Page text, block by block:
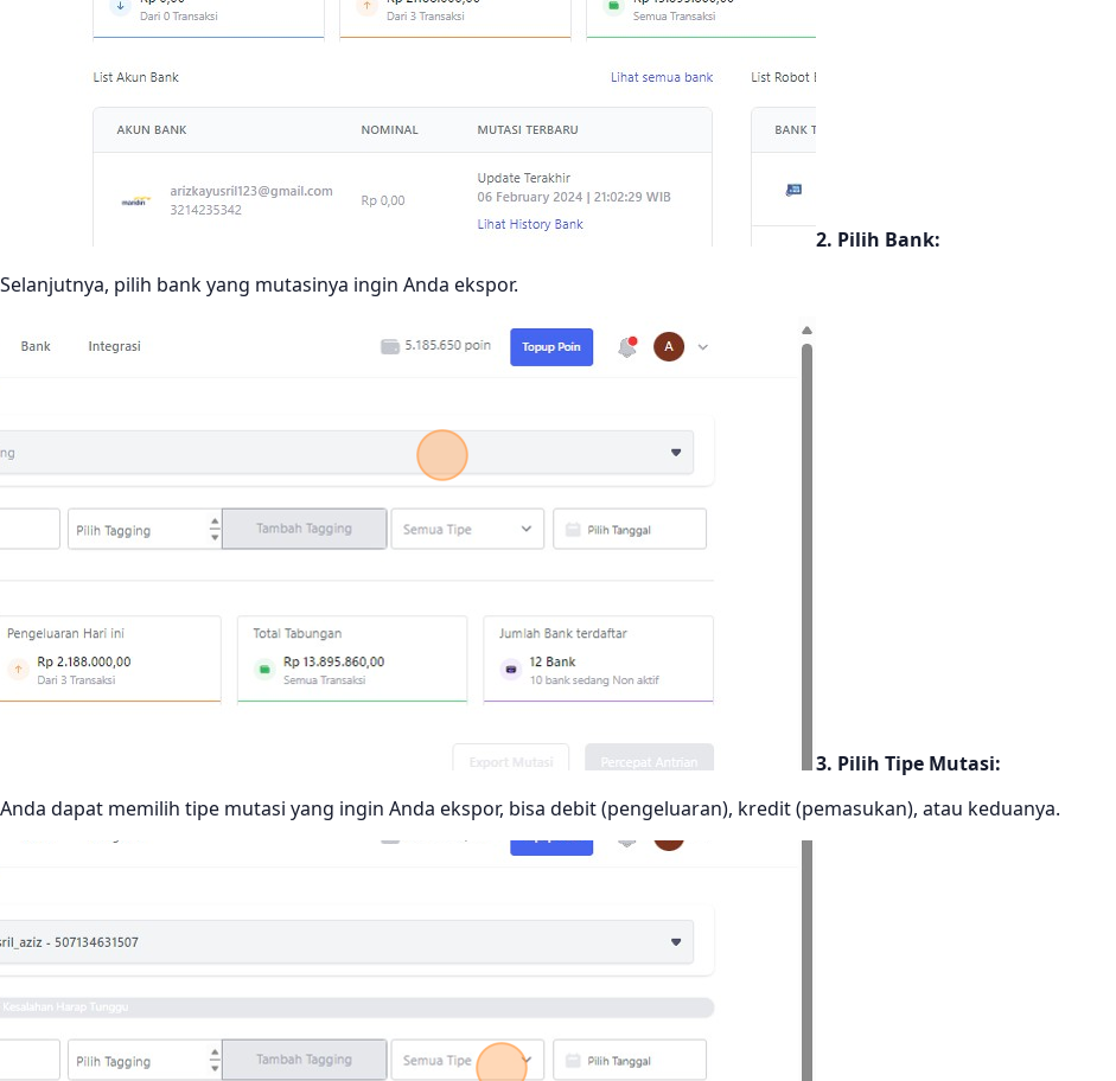
2. Pilih Bank:
Selanjutnya, pilih bank yang mutasinya ingin Anda ekspor.
3. Pilih Tipe Mutasi:
Anda dapat memilih tipe mutasi yang ingin Anda ekspor, bisa debit (pengeluaran), kredit (pemasukan), atau keduanya.